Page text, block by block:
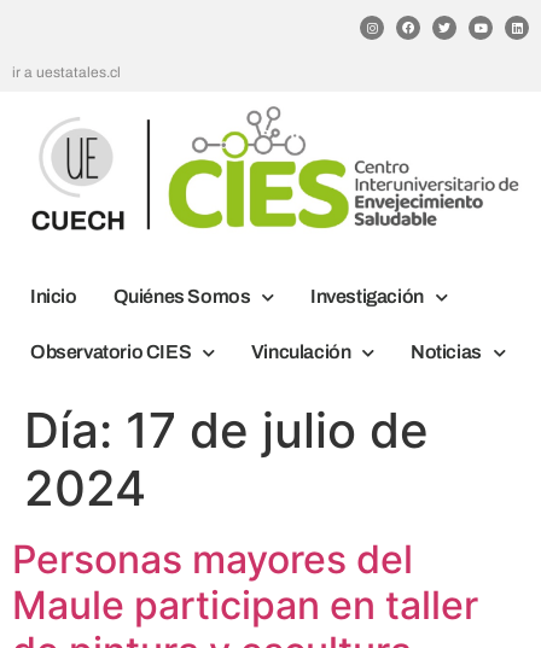
ir a uestatales.cl
Inicio Quiénes Somos Investigación
Observatorio CIES Vinculación Noticias
Día: 17 de julio de
2024
Personas mayores del
Maule participan en taller